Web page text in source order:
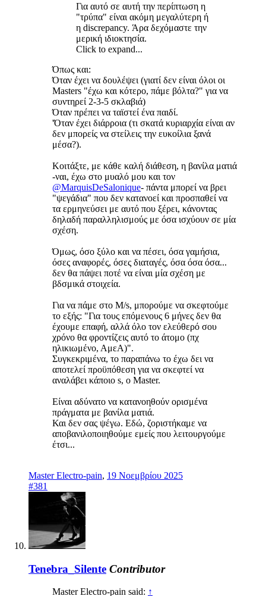
Για αυτό σε αυτή την περίπτωση η
"τρύπα" είναι ακόμη μεγαλύτερη ή
η discrepancy. Άρα δεχόμαστε την
μερική ιδιοκτησία.
Click to expand...
Όπως και:
Όταν έχει να δουλέψει (γιατί δεν είναι όλοι οι
Masters "έχω και κότερο, πάμε βόλτα?" για να
συντηρεί 2-3-5 σκλαβιά)
Όταν πρέπει να ταϊστεί ένα παιδί.
'Όταν έχει διάρροια (τι σκατά κυριαρχία είναι αν
δεν μπορείς να στείλεις την ευκοίλια ξανά
μέσα?).
Κοιτάξτε, με κάθε καλή διάθεση, η βανίλα ματιά
-ναι, έχω στο μυαλό μου και τον
@MarquisDeSalonique- πάντα μπορεί να βρει
"ψεγάδια" που δεν κατανοεί και προσπαθεί να
τα ερμηνεύσει με αυτό που ξέρει, κάνοντας
δηλαδή παραλληλισμούς με όσα ισχύουν σε μία
σχέση.
Όμως, όσο ξύλο και να πέσει, όσα γαμήσια,
όσες αναφορές, όσες διαταγές, όσα όσα όσα...
δεν θα πάψει ποτέ να είναι μία σχέση με
βδσμικά στοιχεία.
Για να πάμε στο M/s, μπορούμε να σκεφτούμε
το εξής: "Για τους επόμενους 6 μήνες δεν θα
έχουμε επαφή, αλλά όλο τον ελεύθερό σου
χρόνο θα φροντίζεις αυτό το άτομο (πχ
ηλικιωμένο, ΑμεΑ)".
Συγκεκριμένα, το παραπάνω το έχω δει να
αποτελεί προϋπόθεση για να σκεφτεί να
αναλάβει κάποιο s, ο Master.
Είναι αδύνατο να κατανοηθούν ορισμένα
πράγματα με βανίλα ματιά.
Και δεν σας ψέγω. Εδώ, ζοριστήκαμε να
αποβανιλοποιηθούμε εμείς που λειτουργούμε
έτσι...
Master Electro-pain, 19 Νοεμβρίου 2025
#381
Tenebra_Silente Contributor
Master Electro-pain said: ↑